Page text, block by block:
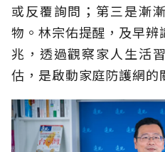
或反覆詢問；第三是漸
物。林宗佑提醒，及早
兆，透過觀察家人生活
估，是啟動家庭防護網的